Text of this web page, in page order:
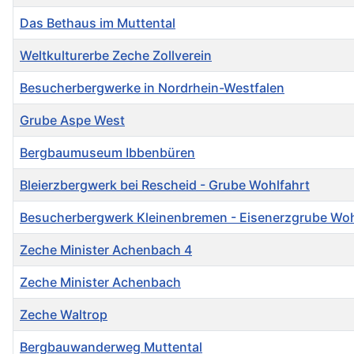
Das Bethaus im Muttental
Weltkulturerbe Zeche Zollverein
Besucherbergwerke in Nordrhein-Westfalen
Grube Aspe West
Bergbaumuseum Ibbenbüren
Bleierzbergwerk bei Rescheid - Grube Wohlfahrt
Besucherbergwerk Kleinenbremen - Eisenerzgrube
Zeche Minister Achenbach 4
Zeche Minister Achenbach
Zeche Waltrop
Bergbauwanderweg Muttental